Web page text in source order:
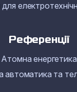
Референції
Атомна енергетика
автоматика та